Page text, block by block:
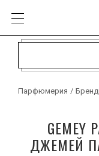
Парфюмерия /
GEMEY
ДЖЕМЕЙ